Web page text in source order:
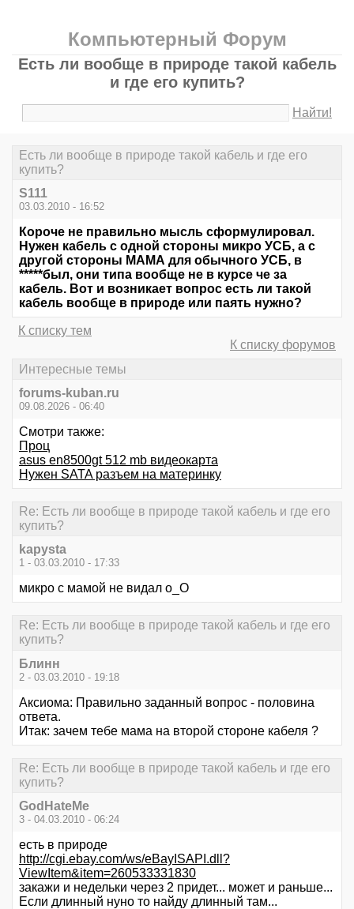
Компьютерный Форум
Есть ли вообще в природе такой кабель
и где его купить?
Найти!
Есть ли вообще в природе такой кабель и где его
купить?
S111
03.03.2010 - 16:52
Короче не правильно мысль сформулировал.
Нужен кабель с одной стороны микро УСБ, а с
другой стороны МАМА для обычного УСБ, в
*****был, они типа вообще не в курсе че за
кабель. Вот и возникает вопрос есть ли такой
кабель вообще в природе или паять нужно?
К списку тем
К списку форумов
Интересные темы
forums-kuban.ru
09.08.2026 - 06:40
Смотри также:
Проц
asus en8500gt 512 mb видеокарта
Нужен SATA разъем на материнку
Re: Есть ли вообще в природе такой кабель и где его
купить?
kapysta
1 - 03.03.2010 - 17:33
микро с мамой не видал o_O
Re: Есть ли вообще в природе такой кабель и где его
купить?
Блинн
2 - 03.03.2010 - 19:18
Аксиома: Правильно заданный вопрос - половина
ответа.
Итак: зачем тебе мама на второй стороне кабеля ?
Re: Есть ли вообще в природе такой кабель и где его
купить?
GodHateMe
3 - 04.03.2010 - 06:24
есть в природе
http://cgi.ebay.com/ws/eBayISAPI.dll?
ViewItem&item=260533331830
закажи и недельки через 2 придет... может и раньше...
Если длинный нуно то найду длинный там...